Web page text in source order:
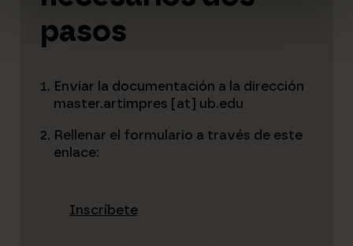
pasos
Enviar la documentación a la dirección
master.artimpres [at] ub.edu
Rellenar el formulario a través de este
enlace:
Inscríbete